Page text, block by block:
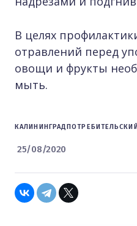
В целях
отравлений перед
овощи и фрукты
мыть.
КАЛИНИНГРАД
25/08/2020